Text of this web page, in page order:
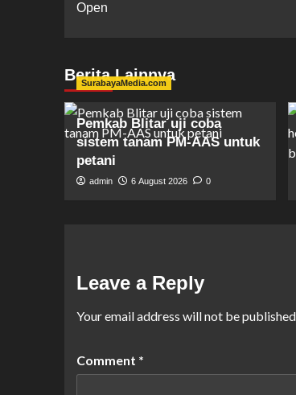
Open
Berita Lainnya
SurabayaMedia.com
Pemkab Blitar uji coba
sistem tanam PM-AAS untuk
petani
admin 6 August 2026 0
Leave a Reply
Your email address will not be
Comment *